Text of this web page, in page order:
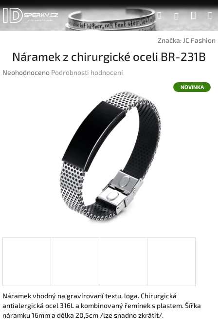
Přejít
na
obsah
Hledat
Značka: JC Fashion
Náramek z chirurgické oceli BR-231B
Průměrné
Neohodnoceno Podrobnosti hodnocení
NOVINKA
Náramek vhodný na gravírovaní textu, loga. Chirurgická
antialergická ocel 316L a kombinovaný řemínek s plastem. Šířka
náramku 16mm a délka 20,5cm /lze snadno zkrátit/.